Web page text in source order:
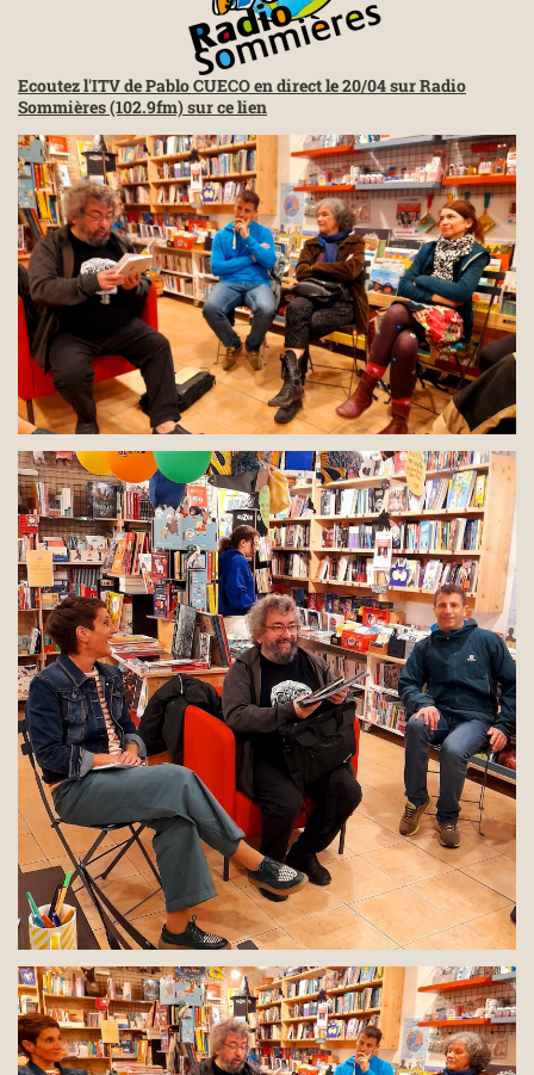
Ecoutez l'ITV de Pablo CUECO en direct le 20/04 sur Radio
Sommières (102.9fm) sur ce lien